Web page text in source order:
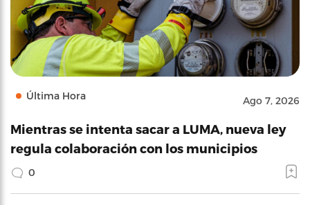
Última Hora Ago 7, 2026
Mientras se intenta sacar a LUMA, nueva ley
regula colaboración con los municipios
0